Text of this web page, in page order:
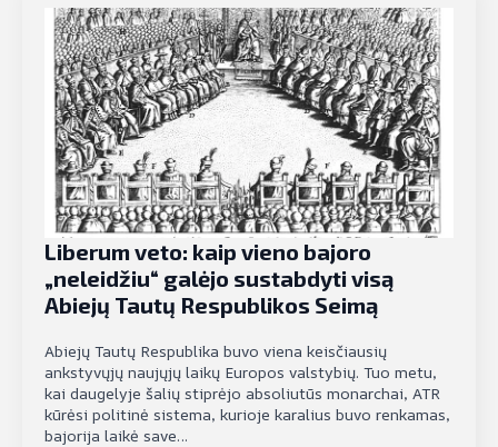
Liberum veto: kaip vieno bajoro
„neleidžiu“ galėjo sustabdyti visą
Abiejų Tautų Respublikos Seimą
Abiejų Tautų Respublika buvo viena keisčiausių
ankstyvųjų naujųjų laikų Europos valstybių. Tuo metu,
kai daugelyje šalių stiprėjo absoliutūs monarchai, ATR
kūrėsi politinė sistema, kurioje karalius buvo renkamas,
bajorija laikė save…